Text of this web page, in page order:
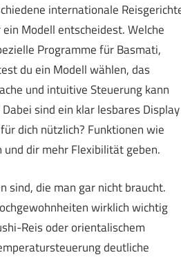
internationale
Modell entscheidest. Welche
Programme für Basmati,
du ein Modell wählen, das
und intuitive Steuerung kann
sind ein klar lesbares Display
dich nützlich? Funktionen wie
dir mehr Flexibilität geben.
sind, die man gar nicht braucht.
wirklich wichtig
Reis oder orientalischem
deutliche